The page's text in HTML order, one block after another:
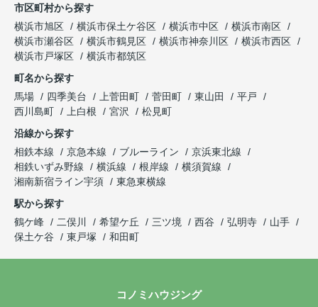
市区町村から探す
横浜市旭区
横浜市保土ケ谷区 横浜市中区
横浜市南区
横浜市瀬谷区
横浜市鶴見区 横浜市神奈川区
横浜市西区
横浜市戸塚区
横浜市都筑区
町名から探す
馬場
四季美台 上菅田町 菅田町 東山田
平戸
西川島町
上白根 宮沢
松見町
沿線から探す
相鉄本線
京急本線 ブルーライン
京浜東北線
相鉄いずみ野線
横浜線 根岸線
横須賀線
湘南新宿ライン宇須
東急東横線
駅から探す
鶴ケ峰
二俣川 希望ケ丘 三ツ境 西谷 弘明寺
山手
保土ケ谷
東戸塚 和田町
コノミハウジング